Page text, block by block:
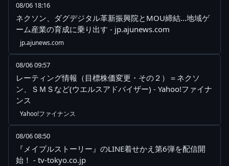
08/06 18:16
ネクソン、ダグデジタル革新振興院とMOU締結…地域ゲ
ーム産業の育成に乗り出す - jp.ajunews.com
jp.ajunews.com
08/06 09:57
レーティング情報（目標株価変更・その２）＝ネクソ
ン、ＳＭＳなど(ウエルスアドバイザー) - Yahoo!ファイナ
ンス
Yahoo!ファイナンス
08/06 08:50
『メイプルストーリー』のLINE着せかえ第6弾を配信開
始！ - tv-tokyo.co.jp